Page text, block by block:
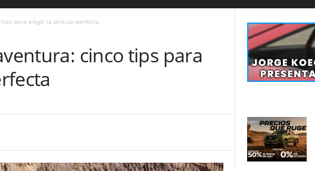
para elegir la pick-up perfecta
cinco tips para